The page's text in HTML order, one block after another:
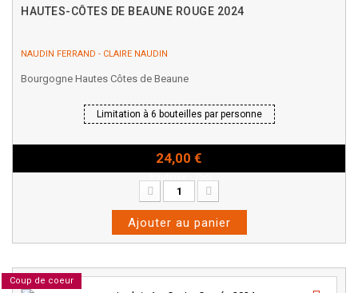
HAUTES-CÔTES DE BEAUNE ROUGE 2024
NAUDIN FERRAND - CLAIRE NAUDIN
Bourgogne Hautes Côtes de Beaune
Limitation à 6 bouteilles par personne
24,00 €
Ajouter au panier
Coup de coeur